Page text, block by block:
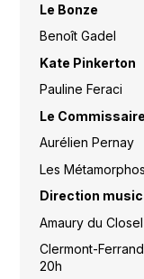
Le Bonze
Benoît Gadel
Kate Pinkerton
Pauline Feraci
Le
Aurélien Pernay
Les
Direction
Amaury du Closel
Clermont-
20h